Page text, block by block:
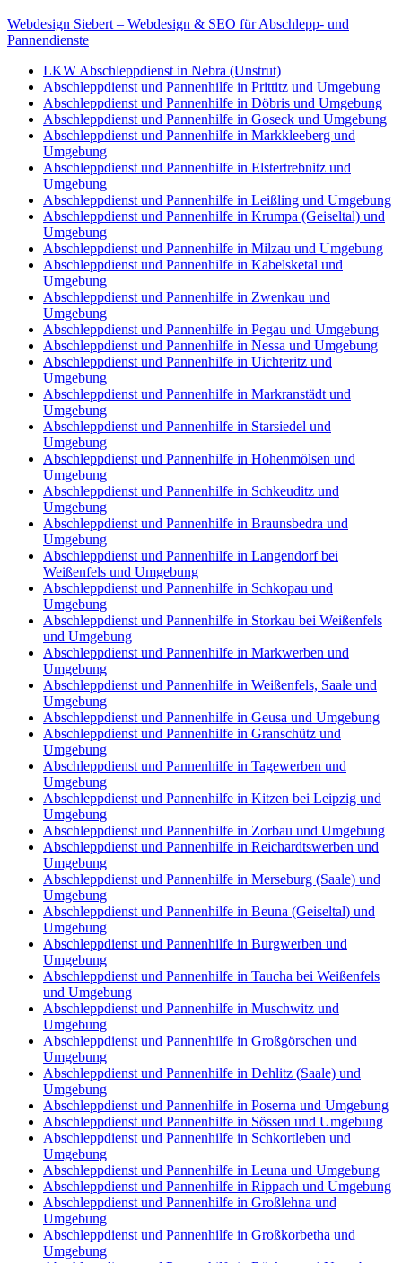
Webdesign Siebert – Webdesign & SEO für Abschlepp- und
Pannendienste
LKW Abschleppdienst in Nebra (Unstrut)
Abschleppdienst und Pannenhilfe in Prittitz und Umgebung
Abschleppdienst und Pannenhilfe in Döbris und Umgebung
Abschleppdienst und Pannenhilfe in Goseck und Umgebung
Abschleppdienst und Pannenhilfe in Markkleeberg und
Umgebung
Abschleppdienst und Pannenhilfe in Elstertrebnitz und
Umgebung
Abschleppdienst und Pannenhilfe in Leißling und Umgebung
Abschleppdienst und Pannenhilfe in Krumpa (Geiseltal) und
Umgebung
Abschleppdienst und Pannenhilfe in Milzau und Umgebung
Abschleppdienst und Pannenhilfe in Kabelsketal und
Umgebung
Abschleppdienst und Pannenhilfe in Zwenkau und
Umgebung
Abschleppdienst und Pannenhilfe in Pegau und Umgebung
Abschleppdienst und Pannenhilfe in Nessa und Umgebung
Abschleppdienst und Pannenhilfe in Uichteritz und
Umgebung
Abschleppdienst und Pannenhilfe in Markranstädt und
Umgebung
Abschleppdienst und Pannenhilfe in Starsiedel und
Umgebung
Abschleppdienst und Pannenhilfe in Hohenmölsen und
Umgebung
Abschleppdienst und Pannenhilfe in Schkeuditz und
Umgebung
Abschleppdienst und Pannenhilfe in Braunsbedra und
Umgebung
Abschleppdienst und Pannenhilfe in Langendorf bei
Weißenfels und Umgebung
Abschleppdienst und Pannenhilfe in Schkopau und
Umgebung
Abschleppdienst und Pannenhilfe in Storkau bei Weißenfels
und Umgebung
Abschleppdienst und Pannenhilfe in Markwerben und
Umgebung
Abschleppdienst und Pannenhilfe in Weißenfels, Saale und
Umgebung
Abschleppdienst und Pannenhilfe in Geusa und Umgebung
Abschleppdienst und Pannenhilfe in Granschütz und
Umgebung
Abschleppdienst und Pannenhilfe in Tagewerben und
Umgebung
Abschleppdienst und Pannenhilfe in Kitzen bei Leipzig und
Umgebung
Abschleppdienst und Pannenhilfe in Zorbau und Umgebung
Abschleppdienst und Pannenhilfe in Reichardtswerben und
Umgebung
Abschleppdienst und Pannenhilfe in Merseburg (Saale) und
Umgebung
Abschleppdienst und Pannenhilfe in Beuna (Geiseltal) und
Umgebung
Abschleppdienst und Pannenhilfe in Burgwerben und
Umgebung
Abschleppdienst und Pannenhilfe in Taucha bei Weißenfels
und Umgebung
Abschleppdienst und Pannenhilfe in Muschwitz und
Umgebung
Abschleppdienst und Pannenhilfe in Großgörschen und
Umgebung
Abschleppdienst und Pannenhilfe in Dehlitz (Saale) und
Umgebung
Abschleppdienst und Pannenhilfe in Poserna und Umgebung
Abschleppdienst und Pannenhilfe in Sössen und Umgebung
Abschleppdienst und Pannenhilfe in Schkortleben und
Umgebung
Abschleppdienst und Pannenhilfe in Leuna und Umgebung
Abschleppdienst und Pannenhilfe in Rippach und Umgebung
Abschleppdienst und Pannenhilfe in Großlehna und
Umgebung
Abschleppdienst und Pannenhilfe in Großkorbetha und
Umgebung